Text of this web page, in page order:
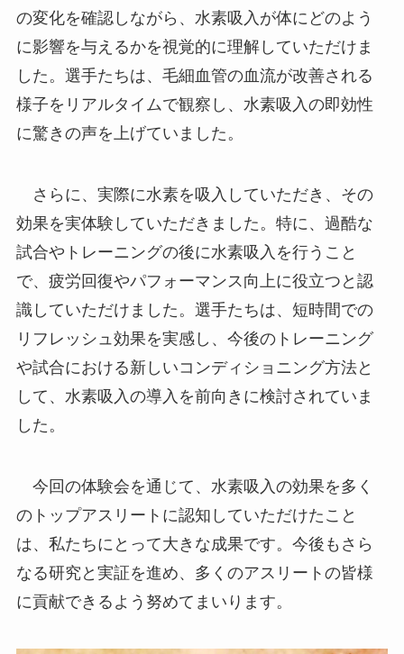
の変化を確認しながら、水素吸入が体にどのよう
に影響を与えるかを視覚的に理解していただけま
した。選手たちは、毛細血管の血流が改善される
様子をリアルタイムで観察し、水素吸入の即効性
に驚きの声を上げていました。
さらに、実際に水素を吸入していただき、その
効果を実体験していただきました。特に、過酷な
試合やトレーニングの後に水素吸入を行うこと
で、疲労回復やパフォーマンス向上に役立つと認
識していただけました。選手たちは、短時間での
リフレッシュ効果を実感し、今後のトレーニング
や試合における新しいコンディショニング方法と
して、水素吸入の導入を前向きに検討されていま
した。
今回の体験会を通じて、水素吸入の効果を多く
のトップアスリートに認知していただけたこと
は、私たちにとって大きな成果です。今後もさら
なる研究と実証を進め、多くのアスリートの皆様
に貢献できるよう努めてまいります。